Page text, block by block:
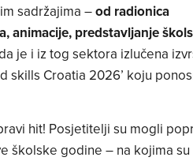
sadržajima –od radionica
animacije, predstavljanje
je i iz tog sektora izlučena
skills Croatia 2026’ koju
hit! Posjetitelji su mogli
školske godine – na kojima